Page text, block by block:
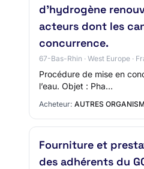
d’hydrogène
acteurs dont les
concurrence.
67-Bas-Rhin · West Europe ·
Procédure de mise en
l’eau. Objet : Pha…
Acheteur: AUTRES
Fourniture et
des adhérents du